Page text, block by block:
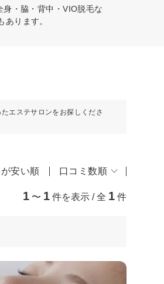
・脇・背中・VIO脱毛な
ります。
エステサロンをお探しくださ
安い順 口コミ数順
1 〜 1 件を表示 / 全 1 件